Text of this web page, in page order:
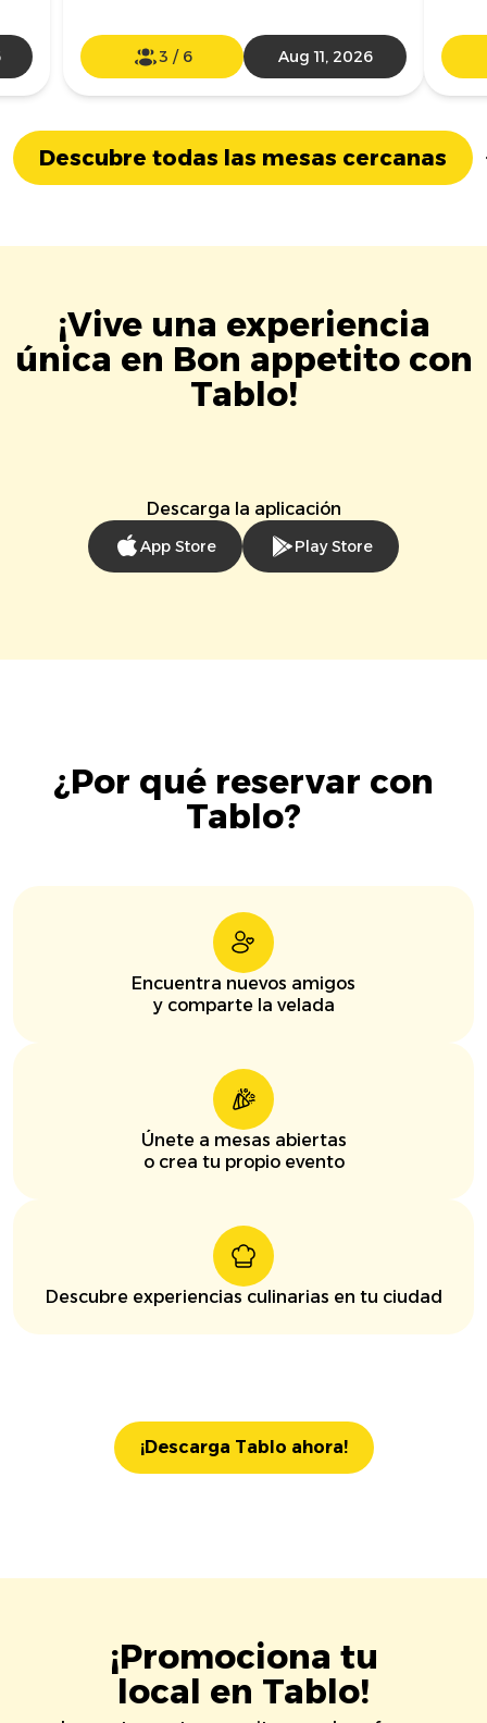
3 / 6 Aug 11, 2026
Descubre todas las mesas cercanas
¡Vive una experiencia
única en Bon appetito con
Tablo!
Descarga la aplicación
App Store Play Store
¿Por qué reservar con
Tablo?
Encuentra nuevos amigos
y comparte la velada
Únete a mesas abiertas
o crea tu propio evento
Descubre experiencias culinarias en tu ciudad
¡Descarga Tablo ahora!
¡Promociona tu
local en Tablo!